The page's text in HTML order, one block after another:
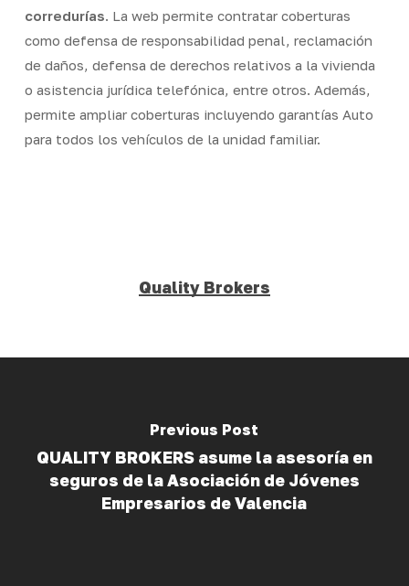
corredurías. La web permite contratar coberturas
como defensa de responsabilidad penal, reclamación
de daños, defensa de derechos relativos a la vivienda
o asistencia jurídica telefónica, entre otros. Además,
permite ampliar coberturas incluyendo garantías Auto
para todos los vehículos de la unidad familiar.
Quality Brokers
Previous Post
QUALITY BROKERS asume la asesoría en
seguros de la Asociación de Jóvenes
Empresarios de Valencia